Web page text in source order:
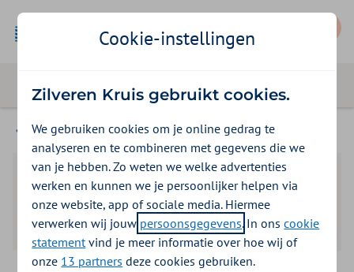
Webinars
Cookie-instellingen
Zilveren Kruis gebruikt cookies.
We gebruiken cookies om je online gedrag te
analyseren en te combineren met gegevens die we
van je hebben. Zo weten we welke advertenties
werken en kunnen we je persoonlijker helpen via
onze website, app of sociale media. Hiermee
verwerken wij jouw persoonsgegevens. In onscookie
statementvind je meer informatie over hoe wij of
onze 13 partners deze cookies gebruiken.